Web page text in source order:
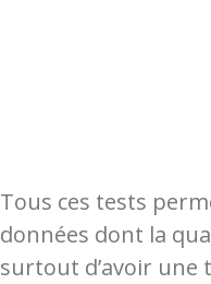
Tous ces tests
données dont la
surtout d’avoir une